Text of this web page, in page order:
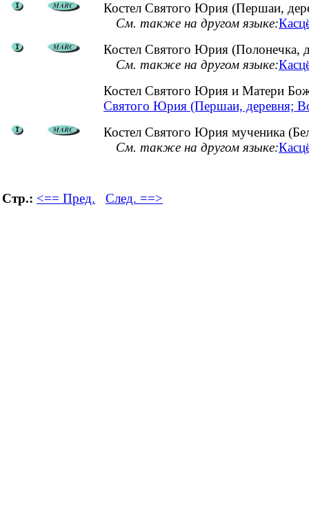
Костел Святого Юрия (Першаи,
См. также на другом языке:
Костел Святого Юрия (Полонечка,
См. также на другом языке:
Костел Святого Юрия и Матери
Святого Юрия (Першаи, деревня;
Костел Святого Юрия мученика
См. также на другом языке:
Стр.: <== Пред. След. ==>